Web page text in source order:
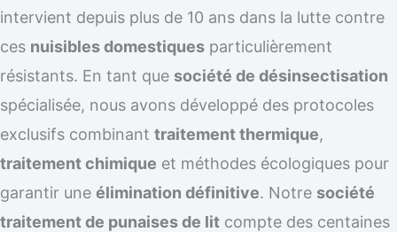
intervient depuis plus de 10 ans dans la lutte contre
ces nuisibles domestiques particulièrement
résistants. En tant que société de désinsectisation
spécialisée, nous avons développé des protocoles
exclusifs combinant traitement thermique,
traitement chimique et méthodes écologiques pour
garantir une élimination définitive. Notre société
traitement de punaises de lit compte des centaines